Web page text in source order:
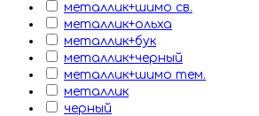
металлик+шимо св.
металлик+ольха
металлик+бук
металлик+черный
металлик+шимо тем.
металлик
черный